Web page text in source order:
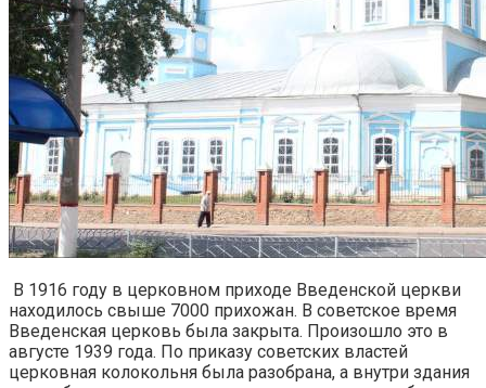
В 1916 году в церковном приходе Введенской церкви
находилось свыше 7000 прихожан. В советское время
Введенская церковь была закрыта. Произошло это в
августе 1939 года. По приказу советских властей
церковная колокольня была разобрана, а внутри здания